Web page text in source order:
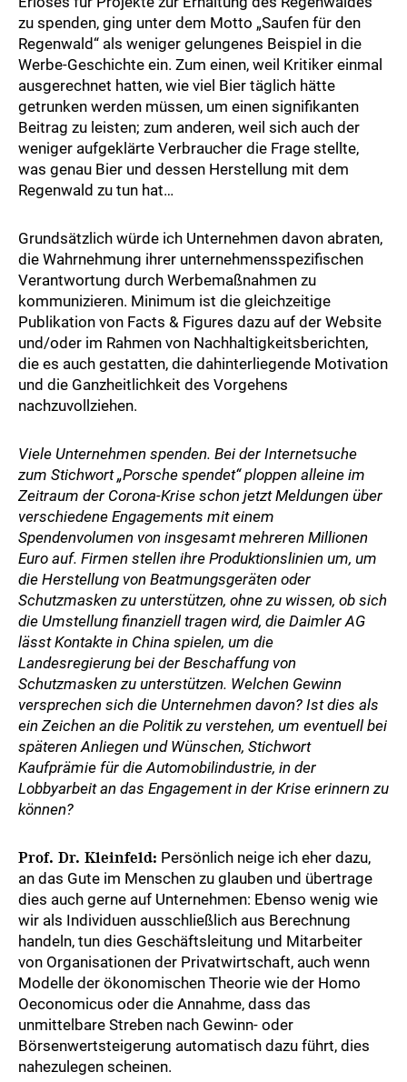
zu spenden, ging unter dem Motto „Saufen für den
Regenwald“ als weniger gelungenes Beispiel in die
Werbe-Geschichte ein. Zum einen, weil Kritiker einmal
ausgerechnet hatten, wie viel Bier täglich hätte
getrunken werden müssen, um einen signifikanten
Beitrag zu leisten; zum anderen, weil sich auch der
weniger aufgeklärte Verbraucher die Frage stellte,
was genau Bier und dessen Herstellung mit dem
Regenwald zu tun hat…
Grundsätzlich würde ich Unternehmen davon abraten,
die Wahrnehmung ihrer unternehmens­spezifischen
Verantwortung durch Werbemaßnahmen zu
kommunizieren. Minimum ist die gleichzeitige
Publikation von Facts & Figures dazu auf der Website
und/oder im Rahmen von Nachhaltigkeitsberichten,
die es auch gestatten, die dahinterliegende Motivation
und die Ganzheitlichkeit des Vorgehens
nachzuvollziehen.
Viele Unternehmen spenden. Bei der Internetsuche
zum Stichwort „Porsche spendet“ ploppen alleine im
Zeitraum der Corona-Krise schon jetzt Meldungen über
verschiedene Engagements mit einem
Spendenvolumen von insgesamt mehreren Millionen
Euro auf. Firmen stellen ihre Produktionslinien um, um
die Herstellung von Beatmungsgeräten oder
Schutzmasken zu unterstützen, ohne zu wissen, ob sich
die Umstellung finanziell tragen wird, die Daimler AG
lässt Kontakte in China spielen, um die
Landesregierung bei der Beschaffung von
Schutzmasken zu unterstützen. Welchen Gewinn
versprechen sich die Unternehmen davon? Ist dies als
ein Zeichen an die Politik zu verstehen, um eventuell bei
späteren Anliegen und Wünschen, Stichwort
Kaufprämie für die Automobilindustrie, in der
Lobbyarbeit an das Engagement in der Krise erinnern zu
können?
Prof. Dr. Kleinfeld: Persönlich neige ich eher dazu,
an das Gute im Menschen zu glauben und übertrage
dies auch gerne auf Unternehmen: Ebenso wenig wie
wir als Individuen ausschließlich aus Berechnung
handeln, tun dies Geschäftsleitung und Mitarbeiter
von Organisationen der Privatwirtschaft, auch wenn
Modelle der ökonomischen Theorie wie der Homo
Oeconomicus oder die Annahme, dass das
unmittelbare Streben nach Gewinn- oder
Börsenwertsteigerung automatisch dazu führt, dies
nahezulegen scheinen.